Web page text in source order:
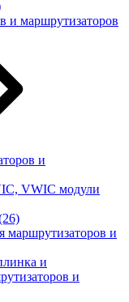
и маршрутизаторов
и
VWIC модули
маршрутизаторов и
и
и